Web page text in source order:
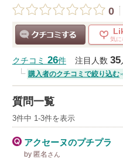
0
気に
クチコミ 26件 注目人数 35
購入者のクチコミで絞り込む
質問一覧
3件中 1-3件を表示
アクセーヌのプチプラ
by 匿名 さん